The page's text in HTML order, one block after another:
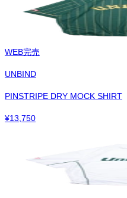
WEB完売
UNBIND
PINSTRIPE DRY MOCK SHIRT
¥13,750